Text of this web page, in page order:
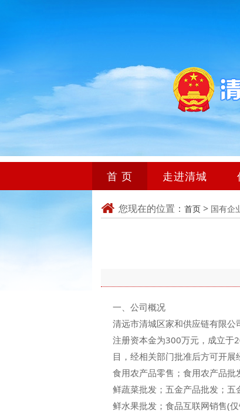
首 页 走进清城
您现在的位置： 首页 > 国有企
一、公司概况
清远市清城区家和供应链有限
注册资本金为300万元，成立于
目，经相关部门批准后方可开
食用农产品零售；食用农产品
鲜蔬菜批发；五金产品批发；
鲜水果批发；食品互联网销售(